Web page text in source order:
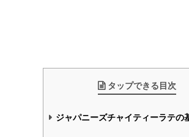
タップできる目次
ジャパニーズチャイティーラテの